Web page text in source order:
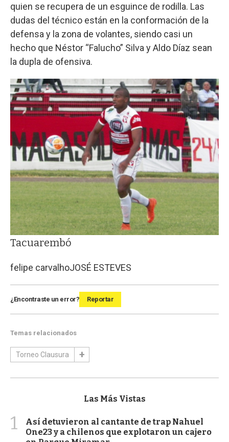
quien se recupera de un esguince de rodilla. Las
dudas del técnico están en la conformación de la
defensa y la zona de volantes, siendo casi un
hecho que Néstor “Falucho” Silva y Aldo Díaz sean
la dupla de ofensiva.
Tacuarembó
felipe carvalhoJOSÉ ESTEVES
¿Encontraste un error? Reportar
Temas relacionados
Torneo Clausura
Las Más Vistas
1
Así detuvieron al cantante de trap Nahuel
One23 y a chilenos que explotaron un cajero